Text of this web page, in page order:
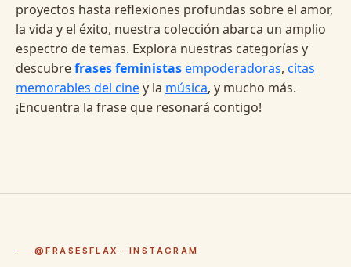
proyectos hasta reflexiones profundas sobre el amor,
la vida y el éxito, nuestra colección abarca un amplio
espectro de temas. Explora nuestras categorías y
descubrefrases feministasempoderadoras, citas
memorables del ciney la música, y mucho más.
¡Encuentra la frase que resonará contigo!
@FRASESFLAX · INSTAGRAM